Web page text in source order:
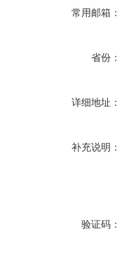
常用邮箱：
省份：
详细地址：
补充说明：
验证码：